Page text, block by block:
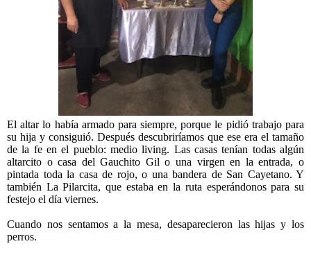
El altar lo había armado para siempre, porque le pidió trabajo para
su hija y consiguió. Después descubriríamos que ese era el tamaño
de la fe en el pueblo: medio living. Las casas tenían todas algún
altarcito o casa del Gauchito Gil o una virgen en la entrada, o
pintada toda la casa de rojo, o una bandera de San Cayetano. Y
también La Pilarcita, que estaba en la ruta esperándonos para su
festejo el día viernes.
Cuando nos sentamos a la mesa, desaparecieron las hijas y los
perros.